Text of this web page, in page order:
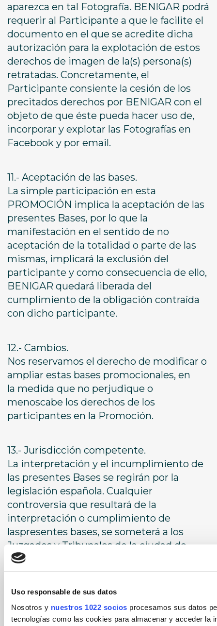
Uso responsable de sus datos
Nosotros y nuestros 1022 socios procesamos sus datos
tecnologías como las cookies para almacenar y acceder la
aparezca en tal Fotografía. BENIGAR podrá
requerir al Participante a que le facilite el
documento en el que se acredite dicha
autorización para la explotación de estos
derechos de imagen de la(s) persona(s)
retratadas. Concretamente, el
Participante consiente la cesión de los
precitados derechos por BENIGAR con el
objeto de que éste pueda hacer uso de,
incorporar y explotar las Fotografías en
Facebook y por email.
11.- Aceptación de las bases.
La simple participación en esta
PROMOCIÓN implica la aceptación de las
presentes Bases, por lo que la
manifestación en el sentido de no
aceptación de la totalidad o parte de las
mismas, implicará la exclusión del
participante y como consecuencia de ello,
BENIGAR quedará liberada del
cumplimiento de la obligación contraída
con dicho participante.
12.- Cambios.
Nos reservamos el derecho de modificar o
ampliar estas bases promocionales, en
la medida que no perjudique o
menoscabe los derechos de los
participantes en la Promoción.
13.- Jurisdicción competente.
La interpretación y el incumplimiento de
las presentes Bases se regirán por la
legislación española. Cualquier
controversia que resultará de la
interpretación o cumplimiento de
laspresentes bases, se someterá a los
Juzgados y Tribunales de la ciudad de
Alicante.
Bases legales